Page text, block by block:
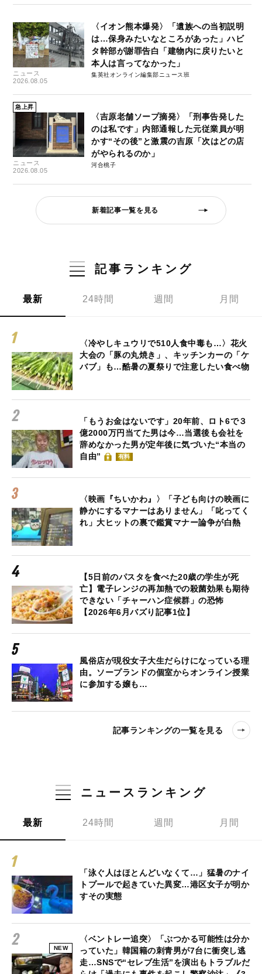
ニュース
2026.08.05
〈イオン熊本爆発〉「遺族への当初説明
は…保身みたいなところがあった」ハビ
タ幹部が謝罪告白「建物内に戻りたいと
本人は言ってなかった」
集英社オンライン編集部ニュース班
急上昇
ニュース
2026.08.05
〈吉原老舗ソープ摘発〉「刑事告発した
のは私です」内部通報した元従業員が明
かす“その後”と激震の吉原「次はどの店
がやられるのか」
河合桃子
新着記事一覧を見る
記事ランキング
最新 24時間 週間 月間
〈冷やしキュウリで510人食中毒も…〉花火
大会の「豚の丸焼き」、キッチンカーの「ケ
バブ」も…酷暑の夏祭りで注意したい食べ物
「もうお金はないです」20年前、ロト6で３
億2000万円当てた男は今…当選後も会社を
辞めなかった男が定年後に気づいた“本当の
自由”
有料
〈映画『ちいかわ』〉「子ども向けの映画に
静かにするマナーはありません」「叱ってく
れ」大ヒットの裏で鑑賞マナー論争が白熱
【5日前のパスタを食べた20歳の学生が死
亡】電子レンジの再加熱での殺菌効果も期待
できない「チャーハン症候群」の恐怖
【2026年6月バズり記事1位】
風俗店が現役女子大生だらけになっている理
由。ソープランドの個室からオンライン授業
に参加する嬢も…
記事ランキングの一覧を見る
ニュースランキング
最新 24時間 週間 月間
「泳ぐ人はほとんどいなくて…」猛暑のナイ
トプールで起きていた異変…港区女子が明か
すその実態
NEW
〈ベントレー追突〉「ぶつかる可能性は分か
っていた」韓国籍の刺青男が7台に衝突し逃
走…SNSで“セレブ生活”を演出もトラブルだ